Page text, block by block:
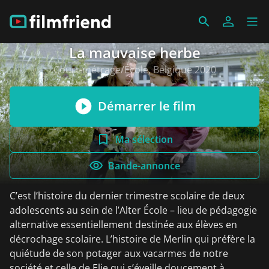
La mauvaise herbe
Court-métrage/École, Belgique 2020
Démarrer le film
Ma sélection
Bande-annonce
C’est l’histoire du dernier trimestre scolaire de deux
adolescents au sein de l’Alter École – lieu de pédagogie
alternative essentiellement destinée aux élèves en
décrochage scolaire. L’histoire de Merlin qui préfère la
quiétude de son potager aux vacarmes de notre